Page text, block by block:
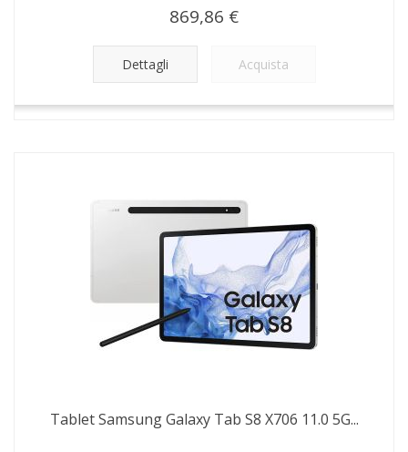
869,86 €
Dettagli Acquista
Tablet Samsung Galaxy Tab S8 X706 11.0 5G...